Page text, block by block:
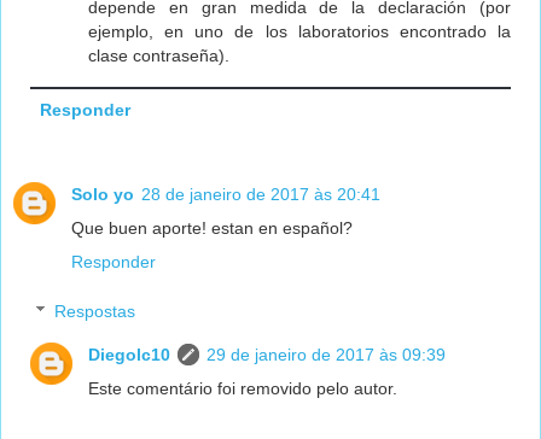
depende en gran medida de la declaración (por
ejemplo, en uno de los laboratorios encontrado la
clase contraseña).
Responder
Solo yo 28 de janeiro de 2017 às 20:41
Que buen aporte! estan en español?
Responder
Respostas
Diegolc10
29 de janeiro de 2017 às 09:39
Este comentário foi removido pelo autor.